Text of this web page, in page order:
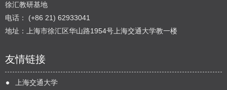
徐汇教研基地
电话： (+86 21) 62933041
地址：上海市徐汇区华山路1954号上海交通大学教一楼
友情链接
上海交通大学